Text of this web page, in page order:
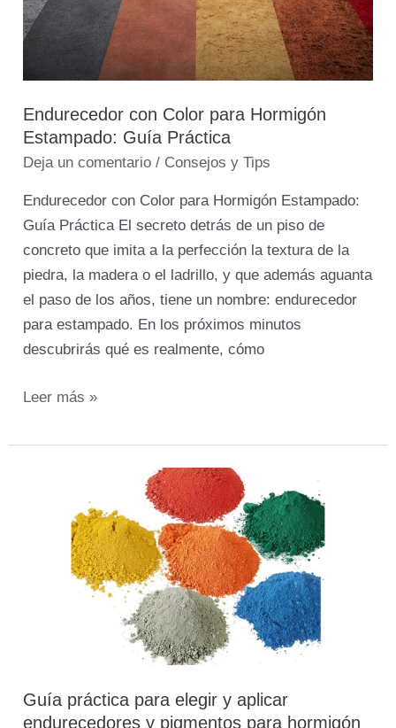
Endurecedor con Color para Hormigón
Estampado: Guía Práctica
Deja un comentario / Consejos y Tips
Endurecedor con Color para Hormigón Estampado:
Guía Práctica El secreto detrás de un piso de
concreto que imita a la perfección la textura de la
piedra, la madera o el ladrillo, y que además aguanta
el paso de los años, tiene un nombre: endurecedor
para estampado. En los próximos minutos
descubrirás qué es realmente, cómo
Leer más »
Guía práctica para elegir y aplicar
endurecedores y pigmentos para hormigón
endurecedores
para